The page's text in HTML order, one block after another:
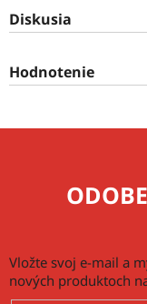
Diskusia
Hodnotenie
Vložte svoj e-mail a
nových produktoch